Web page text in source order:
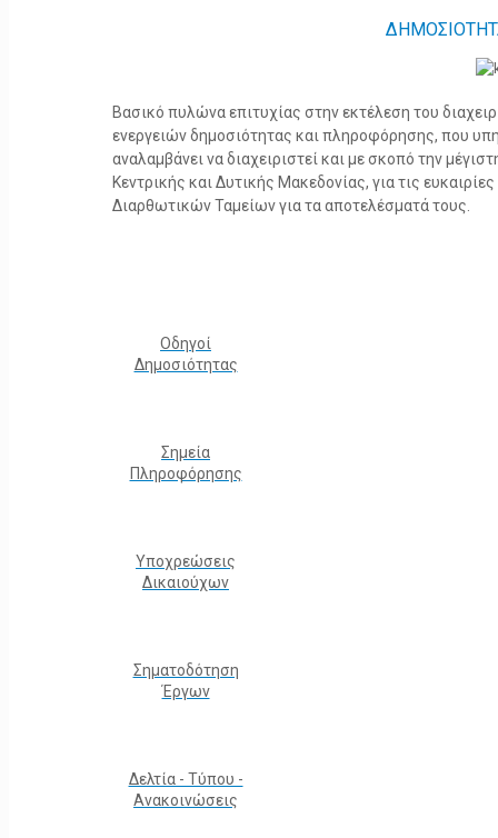
Βασικό πυλώνα επιτυχίας στην εκτέλεση του
ενεργειών δημοσιότητας και πληροφόρησης, που
αναλαμβάνει να διαχειριστεί και με σκοπό την
Κεντρικής και Δυτικής Μακεδονίας, για τις
Διαρθωτικών Ταμείων για τα αποτελέσματά τους.
Οδηγοί
Δημοσιότητας
Σημεία
Πληροφόρησης
Υποχρεώσεις
Δικαιούχων
Σηματοδότηση
Έργων
Δελτία - Τύπου -
Ανακοινώσεις